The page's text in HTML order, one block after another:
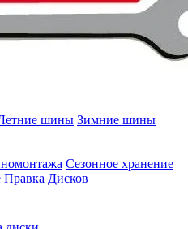
шины Зимние шины
Сезонное хранение
Правка Дисков